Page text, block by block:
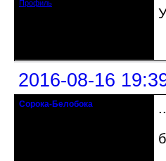
Профиль
2016-08-16
Сорока-Белобока